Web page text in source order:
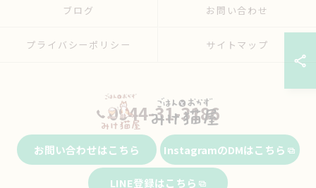
0944-31-3186
お問い合わせはこちら InstagramのDMはこちら
LINE登録はこちら
ブログ お問い合わせ
プライバシーポリシー サイトマップ
© 2026 福岡県大牟田市の弁当ならごはんとおかず みけ猫屋 ALL RIGHTS